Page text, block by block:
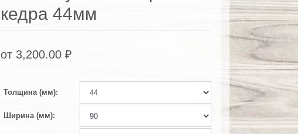
кедра 44мм
от 3,200.00 ₽
Толщина (мм)
Ширина (мм)